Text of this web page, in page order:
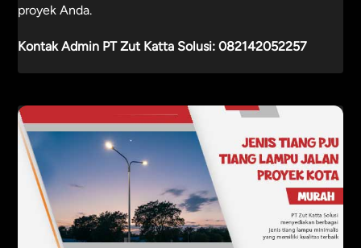
proyek Anda.
Kontak Admin PT Zut Katta Solusi:082142052257